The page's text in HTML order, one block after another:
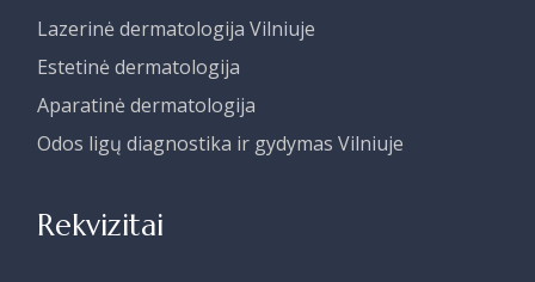
Lazerinė dermatologija Vilniuje
Estetinė dermatologija
Aparatinė dermatologija
Odos ligų diagnostika ir gydymas Vilniuje
Rekvizitai